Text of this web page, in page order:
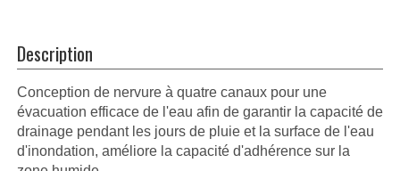
Description
Conception de nervure à quatre canaux pour une
évacuation efficace de l'eau afin de garantir la capacité de
drainage pendant les jours de pluie et la surface de l'eau
d'inondation, améliore la capacité d'adhérence sur la